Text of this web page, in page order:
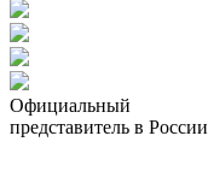
Официальный
представитель в России